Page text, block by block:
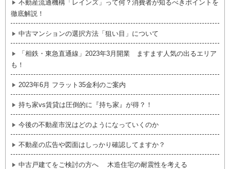
不動産流通機構「レインズ」って何？消費者が知るべきポイントを
徹底解説！
中古マンションの選択方法「狙い目」について
「相鉄・東急直通線」2023年3月開業 ますます人気の出るエリア
も！
2023年6月 フラット35金利のご案内
持ち家vs賃貸は圧倒的に『持ち家』が得？！
今後の不動産市況はどのようになっていくのか
不動産の広告や図面はしっかり確認してますか？
中古戸建てをご検討の方へ 木造住宅の耐震性を考える